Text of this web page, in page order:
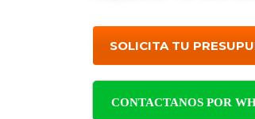
SOLICITA TU
CONTACTANOS POR